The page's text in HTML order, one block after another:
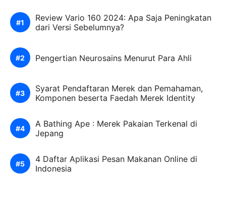
Review Vario 160 2024: Apa Saja Peningkatan
dari Versi Sebelumnya?
Pengertian Neurosains Menurut Para Ahli
Syarat Pendaftaran Merek dan Pemahaman,
Komponen beserta Faedah Merek Identity
A Bathing Ape : Merek Pakaian Terkenal di
Jepang
4 Daftar Aplikasi Pesan Makanan Online di
Indonesia